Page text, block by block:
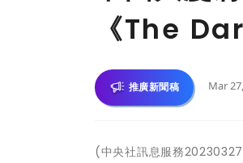
《The
推廣新聞稿 Mar
(中央社訊息服務